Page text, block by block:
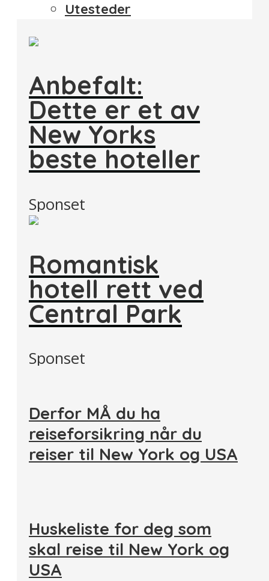
Utesteder
Anbefalt:
Dette er et av
New Yorks
beste hoteller
Sponset
Romantisk
hotell rett ved
Central Park
Sponset
Derfor MÅ du ha
reiseforsikring når du
reiser til New York og USA
Huskeliste for deg som
skal reise til New York og
USA